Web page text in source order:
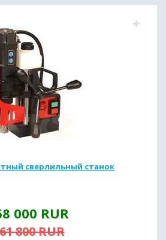
сверлильный станок
000 RUR
800RUR